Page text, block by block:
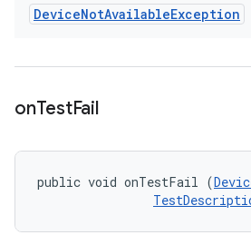
DeviceNotAvailableException
onTestFail
public void onTestFail (